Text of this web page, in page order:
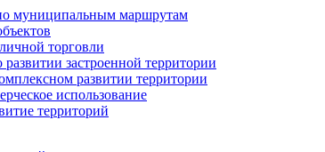
муниципальным маршрутам
торговли
застроенной территории
развитии территории
использование
территорий